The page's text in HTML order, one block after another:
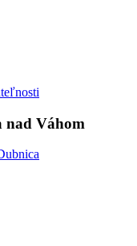
nad Váhom